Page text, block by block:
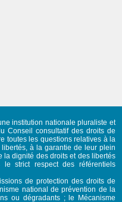
institution nationale pluraliste et
Conseil consultatif des droits de
toutes les questions relatives à la
à la garantie de leur plein
la dignité des droits et des libertés
strict respect des référentiels
de protection des droits de
national de prévention de la
ou dégradants ; le Mécanisme